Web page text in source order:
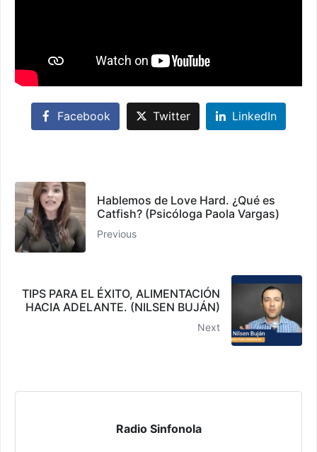
Facebook Twitter LinkedIn
Hablemos de Love Hard. ¿Qué es
Catfish? (Psicóloga Paola Vargas)
Previous
TIPS PARA EL ÉXITO, ALIMENTACIÓN
HACIA ADELANTE. (NILSEN BUJÁN)
Next
Radio Sinfonola